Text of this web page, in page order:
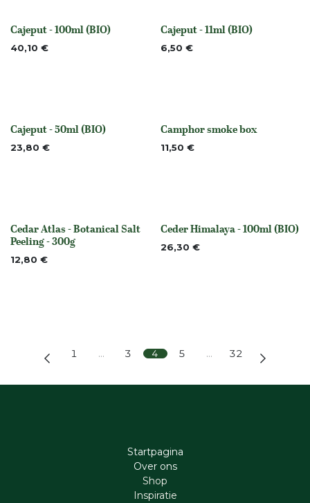
None
Cajeput - 100ml (BIO)
40,10 € None
Cajeput - 11ml (BIO)
6,50 €
None
Cajeput - 50ml (BIO)
23,80 € None
Camphor smoke box
11,50 €
None
Cedar Atlas - Botanical Salt
Peeling - 300g
12,80 €
None
Ceder Himalaya - 100ml (BIO)
26,30 €
1 … 3 4 5 … 32
Startpagina
Ove​r​ ons
Shop
Inspiratie